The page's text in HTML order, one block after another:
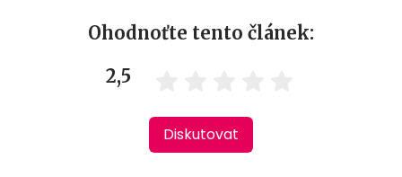
Ohodnoťte tento článek:
2,5
Diskutovat